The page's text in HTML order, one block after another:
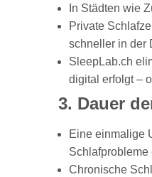
In Städten wie
Private
schneller in der
SleepLab.ch
digital erfolgt –
3. Dauer
Eine einmalige
Schlafprobleme
Chronische